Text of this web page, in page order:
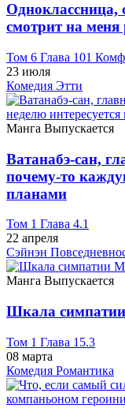
Одноклассница,
смотрит на
Том 6 Глава 101
23 июля
Комедия Этти
Манга Выпускается
Ватанабэ-сан,
почему-то
планами
Том 1 Глава 4.1
22 апреля
Сэйнэн
Манга Выпускается
Шкала
Том 1 Глава 15.3
08 марта
Комедия Романтика